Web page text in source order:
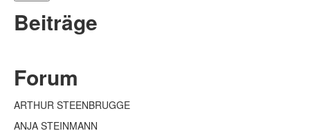
Beiträge
Forum
ARTHUR STEENBRUGGE
ANJA STEINMANN